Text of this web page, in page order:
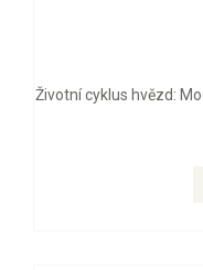
Životní cyklus hvězd: